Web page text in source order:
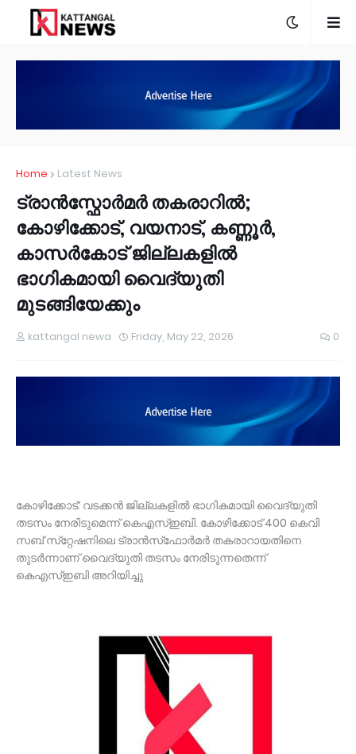
Home Latest News
ട്രാൻസ്ഫോർമർ തകരാറിൽ;
കോഴിക്കോട്, വയനാട്, കണ്ണൂർ,
കാസർകോട് ജില്ലകളിൽ
ഭാഗികമായി വൈദ്യുതി
മുടങ്ങിയേക്കും
kattangal newa Friday, May 22, 2026 0
കോഴിക്കോട്: വടക്കന്‍ ജില്ലകളില്‍ ഭാഗികമായി വൈദ്യുതി
തടസം നേരിടുമെന്ന് കെഎസ്ഇബി. കോഴിക്കോട് 400 കെവി
സബ് സ്‌റ്റേഷനിലെ ട്രാന്‍സ്‌ഫോര്‍മര്‍ തകരാറായതിനെ
തുടര്‍ന്നാണ് വൈദ്യുതി തടസം നേരിടുന്നതെന്ന്
കെഎസ്ഇബി അറിയിച്ചു